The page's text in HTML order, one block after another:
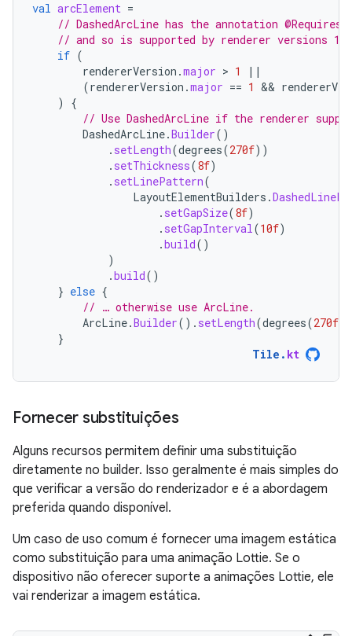
val arcElement =
// DashedArcLine has the annotation
// and so is supported by renderer versions
if (
rendererVersion .major > 1
||
(rendererVersion .major == 1 &&
)
{
// Use DashedArcLine if the renderer
DashedArcLine.Builder()
. setLength(degrees(270f))
. setThickness(8f)
. setLinePattern(
LayoutElementBuilders .
. setGapSize(8f)
. setGapInterval(10f)
.build()
)
.build()
} else {
// … otherwise use ArcLine.
ArcLine.Builder(). setLength(degrees(270f
}
Tile . kt
Fornecer substituições
Alguns recursos permitem definir uma substituição
diretamente no builder. Isso geralmente é mais simples do
que verificar a versão do renderizador e é a abordagem
preferida quando disponível.
Um caso de uso comum é fornecer uma imagem estática
como substituição para uma animação Lottie. Se o
dispositivo não oferecer suporte a animações Lottie, ele
vai renderizar a imagem estática.